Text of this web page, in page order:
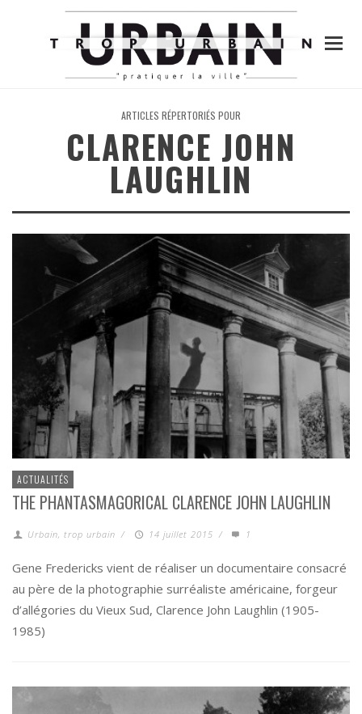
ARTICLES RÉPERTORIÉS POUR
CLARENCE JOHN
LAUGHLIN
ACTUALITÉS
THE PHANTASMAGORICAL CLARENCE JOHN LAUGHLIN
Urbain, trop urbain / 14 juillet 2015 / 1
Gene Fredericks vient de réaliser un documentaire consacré
au père de la photographie surréaliste américaine, forgeur
d’allégories du Vieux Sud, Clarence John Laughlin (1905-
1985)